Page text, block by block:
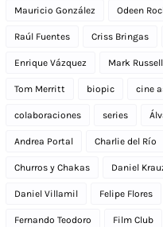
Mauricio González Odeen
Raúl Fuentes Criss Bringas
Enrique Vázquez Mark Russell
Tom Merritt biopic cine
colaboraciones series
Andrea Portal Charlie del Río
Churros y Chakas Daniel
Daniel Villamil Felipe Flores
Fernando Teodoro Film Club